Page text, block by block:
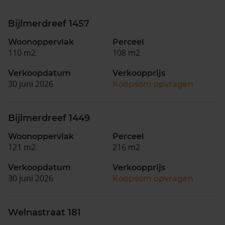
Bijlmerdreef 1457
Woonoppervlak
110 m2
Perceel
108 m2
Verkoopdatum
30 juni 2026
Verkoopprijs
Koopsom opvragen
Bijlmerdreef 1449
Woonoppervlak
121 m2
Perceel
216 m2
Verkoopdatum
30 juni 2026
Verkoopprijs
Koopsom opvragen
Welnastraat 181